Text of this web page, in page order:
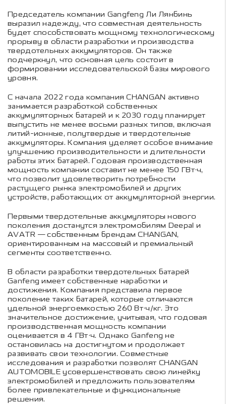
Председатель компании Gangfeng Ли Лянбинь
выразил надежду, что совместная деятельность
будет способствовать мощному технологическому
прорыву в области разработки и производства
твердотельных аккумуляторов. Он также
подчеркнул, что основная цель состоит в
формировании исследовательской базы мирового
уровня.
С начала 2022 года компания CHANGAN активно
занимается разработкой собственных
аккумуляторных батарей и к 2030 году планирует
выпустить не менее восьми разных типов, включая
литий-ионные, полутвердые и твердотельные
аккумуляторы. Компания уделяет особое внимание
улучшению производительности и длительности
работы этих батарей. Годовая производственная
мощность компании составит не менее 150 ГВт·ч,
что позволит удовлетворить потребности
растущего рынка электромобилей и других
устройств, работающих от аккумуляторной энергии.
Первыми твердотельные аккумуляторы нового
поколения достанутся электромобилям Deepal и
AVATR — собственным брендам CHANGAN,
ориентированным на массовый и премиальный
сегменты соответственно.
В области разработки твердотельных батарей
Ganfeng имеет собственные наработки и
достижения. Компания представила первое
поколение таких батарей, которые отличаются
удельной энергоемкостью 260 Вт·ч/кг. Это
значительное достижение, учитывая, что годовая
производственная мощность компании
оценивается в 4 ГВт·ч. Однако Ganfeng не
остановилась на достигнутом и продолжает
развивать свои технологии. Совместные
исследования и разработки позволят CHANGAN
AUTOMOBILE усовершенствовать свою линейку
электромобилей и предложить пользователям
более привлекательные и функциональные
решения.